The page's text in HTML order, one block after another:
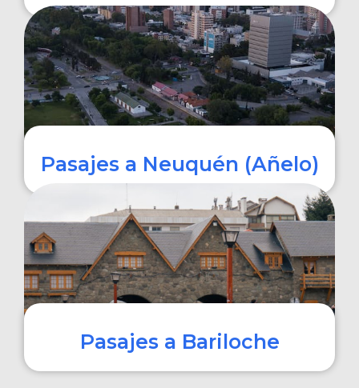
COMPRAR
Pasajes a Neuquén (Añelo)
COMPRAR
Pasajes a Bariloche